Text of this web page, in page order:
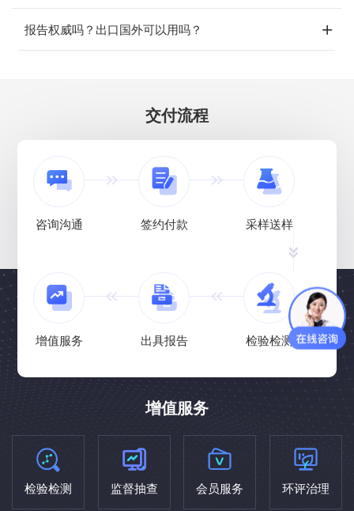
报告权威吗？出口国外可以用吗？
交付流程
咨询沟通 签约付款 采样送样
增值服务 出具报告 检验检测
增值服务
检验检测 监督抽查 会员服务 环评治理